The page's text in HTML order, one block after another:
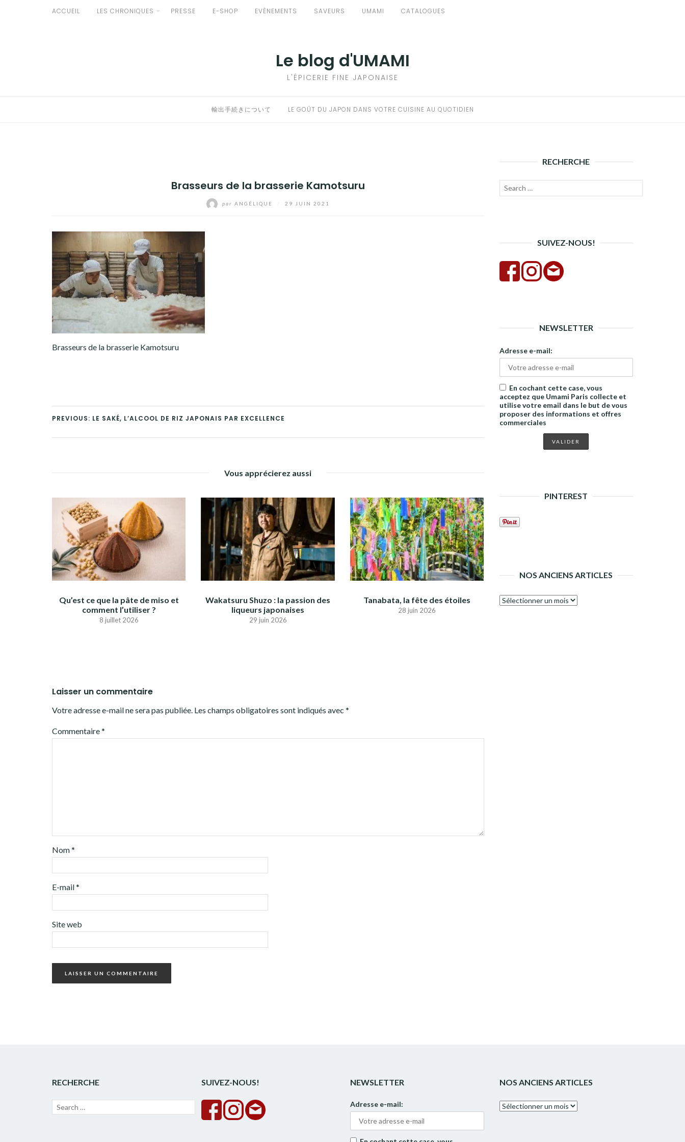
ACCUEIL LES CHRONIQUES PRESSE E-SHOP EVÈNEMENTS SAVEURS UMAMI CATALOGUES
Le blog d'UMAMI
L'ÉPICERIE FINE JAPONAISE
輸出手続きについて LE GOÛT DU JAPON DANS VOTRE CUISINE AU QUOTIDIEN
Brasseurs de la brasserie Kamotsuru
par ANGÉLIQUE 29 JUIN 2021
Brasseurs de la brasserie Kamotsuru
PREVIOUS: LE SAKÉ, L’ALCOOL DE RIZ JAPONAIS PAR EXCELLENCE
Vous apprécierez aussi
Qu’est ce que la pâte de miso et
comment l’utiliser ?
8 juillet 2026
Wakatsuru Shuzo : la passion des
liqueurs japonaises
29 juin 2026
Tanabata, la fête des étoiles
28 juin 2026
Laisser un commentaire
Votre adresse e-mail ne sera pas publiée. Les champs obligatoires sont indiqués avec *
Commentaire*
Nom*
E-mail*
Site web
RECHERCHE
Recherche
SUIVEZ-NOUS!
NEWSLETTER
Adresse e-mail:
En cochant cette case, vous
acceptez que Umami Paris collecte et
utilise votre email dans le but de vous
proposer des informations et offres
commerciales
PINTEREST
NOS ANCIENS ARTICLES
Nos
RECHERCHE
Recherche
SUIVEZ-NOUS! NEWSLETTER
Adresse e-mail:
NOS ANCIENS ARTICLES
Nos